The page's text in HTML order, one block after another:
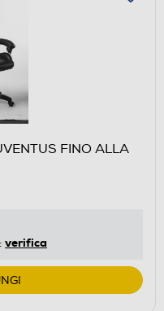
FINO ALLA
verifica